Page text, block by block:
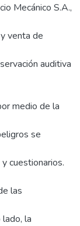
Mecánico S.A.,
venta de
auditiva
medio de la
se
cuestionarios.
las
la